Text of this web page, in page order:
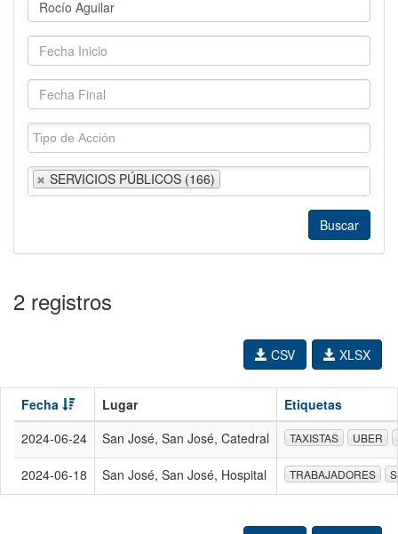
SERVICIOS PÚBLICOS (166)
2 registros
XLSX
CSV
Fecha Lugar
Etiquetas
2024-06-24
San José, San José, Catedral TAXISTAS UBER
2024-06-18 San José, San José, Hospital TRABAJADORES